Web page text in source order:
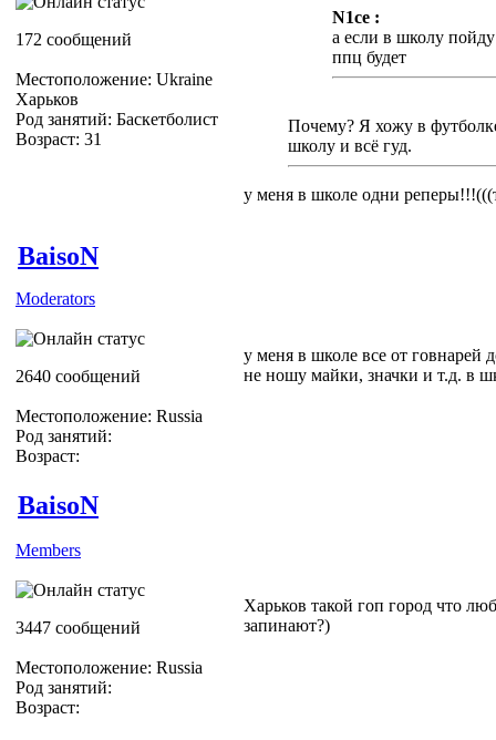
172 сообщений
Местоположение: Ukraine
Харьков
Род занятий: Баскетболист
Возраст: 31
N1ce :
а если в школу
ппц будет
Почему? Я хожу в
школу и всё гуд.
у меня в школе одни
BaisoN
Moderators
2640 сообщений
Местоположение: Russia
Род занятий:
Возраст:
у меня в школе все от говнарей
не ношу майки, значки и т.д. в
BaisoN
Members
3447 сообщений
Местоположение: Russia
Род занятий:
Возраст:
Харьков такой гоп город что
запинают?)